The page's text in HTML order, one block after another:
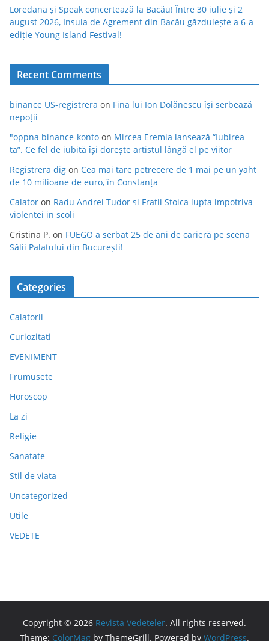
Loredana și Speak concertează la Bacău! Între 30 iulie și 2
august 2026, Insula de Agrement din Bacău găzduiește a 6-a
ediție Young Island Festival!
Recent Comments
binance US-registrera on Fina lui Ion Dolănescu își serbează
nepoții
"oppna binance-konto on Mircea Eremia lansează “Iubirea
ta”. Ce fel de iubită își dorește artistul lângă el pe viitor
Registrera dig on Cea mai tare petrecere de 1 mai pe un yaht
de 10 milioane de euro, în Constanța
Calator on Radu Andrei Tudor si Fratii Stoica lupta impotriva
violentei in scoli
Cristina P. on FUEGO a serbat 25 de ani de carieră pe scena
Sălii Palatului din București!
Categories
Calatorii
Curiozitati
EVENIMENT
Frumusete
Horoscop
La zi
Religie
Sanatate
Stil de viata
Uncategorized
Utile
VEDETE
Copyright © 2026 Revista Vedeteler. All rights reserved.
Theme: ColorMag by ThemeGrill. Powered by WordPress.